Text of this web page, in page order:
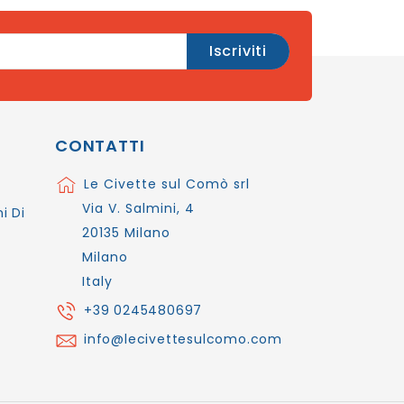
Di
CONTATTI
Le Civette sul Comò srl
Via V. Salmini, 4
20135 Milano
Milano
Italy
+39 0245480697
info@lecivettesulcomo.com